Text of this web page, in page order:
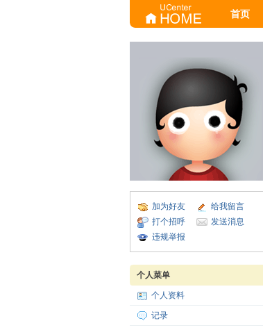
首页
加为好友
给我留言
打个招呼
发送消息
违规举报
个人菜单
个人资料
记录